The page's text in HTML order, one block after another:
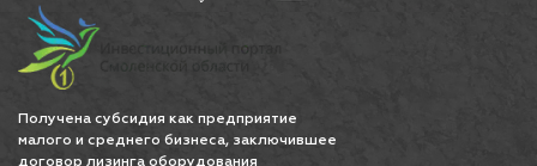
Получена субсидия как предприятие
малого и среднего бизнеса, заключившее
договор лизинга оборудования